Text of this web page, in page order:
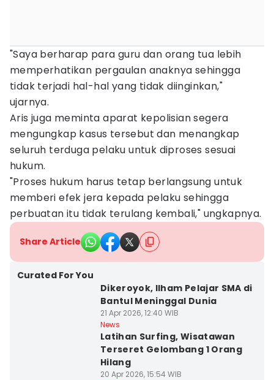
"Saya berharap para guru dan orang tua lebih
memperhatikan pergaulan anaknya sehingga
tidak terjadi hal-hal yang tidak diinginkan,"
ujarnya.
Aris juga meminta aparat kepolisian segera
mengungkap kasus tersebut dan menangkap
seluruh terduga pelaku untuk diproses sesuai
hukum.
"Proses hukum harus tetap berlangsung untuk
memberi efek jera kepada pelaku sehingga
perbuatan itu tidak terulang kembali," ungkapnya.
Share Article
Curated For You
Dikeroyok, Ilham Pelajar SMA di
Bantul Meninggal Dunia
21 Apr 2026, 12:40 WIB
News
Latihan Surfing, Wisatawan
Terseret Gelombang 1 Orang
Hilang
20 Apr 2026, 15:54 WIB